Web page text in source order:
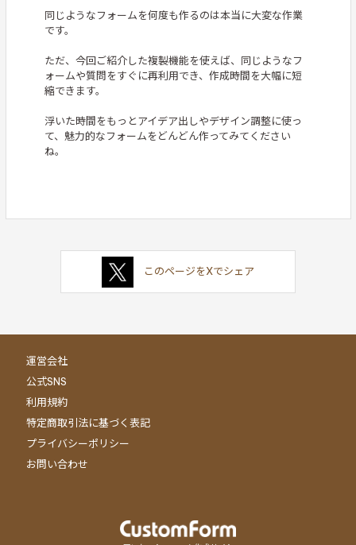
同じようなフォームを何度も作るのは本当に大変な作業
です。
ただ、今回ご紹介した複製機能を使えば、同じようなフ
ォームや質問をすぐに再利用でき、作成時間を大幅に短
縮できます。
浮いた時間をもっとアイデア出しやデザイン調整に使っ
て、魅力的なフォームをどんどん作ってみてください
ね。
このページをXでシェア
運営会社
公式SNS
利用規約
特定商取引法に基づく表記
プライバシーポリシー
お問い合わせ